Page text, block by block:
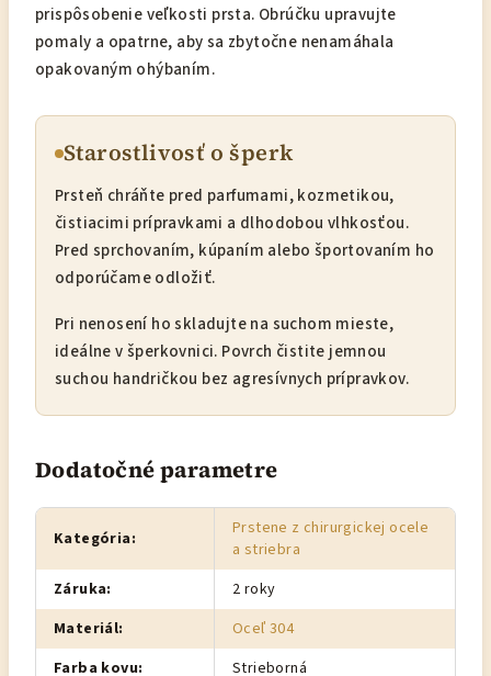
prispôsobenie veľkosti prsta. Obrúčku upravujte
pomaly a opatrne, aby sa zbytočne nenamáhala
opakovaným ohýbaním.
Starostlivosť o šperk
Prsteň chráňte pred parfumami, kozmetikou,
čistiacimi prípravkami a dlhodobou vlhkosťou.
Pred sprchovaním, kúpaním alebo športovaním ho
odporúčame odložiť.
Pri nenosení ho skladujte na suchom mieste,
ideálne v šperkovnici. Povrch čistite jemnou
suchou handričkou bez agresívnych prípravkov.
Dodatočné parametre
Kategória:
Prstene z chirurgickej ocele
a striebra
Záruka:
2 roky
Materiál:
Oceľ 304
Farba kovu: Strieborná